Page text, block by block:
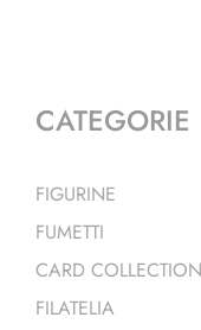
CATEGORIE
FIGURINE
FUMETTI
CARD COLLECTION
FILATELIA